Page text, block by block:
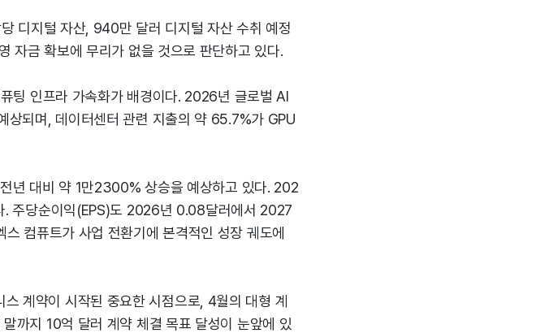
디지털 자산, 940만 달러 디지털 자산 수취 예정
금 확보에 무리가 없을 것으로 판단하고 있다.
팅 인프라 가속화가 배경이다. 2026년 글로벌 AI
되며, 데이터센터 관련 지출의 약 65.7%가 GPU
년 대비 약 1만2300% 상승을 예상하고 있다. 202
주당순이익(EPS)도 2026년 0.08달러에서 2027
컴퓨트가 사업 전환기에 본격적인 성장 궤도에
계약이 시작된 중요한 시점으로, 4월의 대형 계
까지 10억 달러 계약 체결 목표 달성이 눈앞에 있